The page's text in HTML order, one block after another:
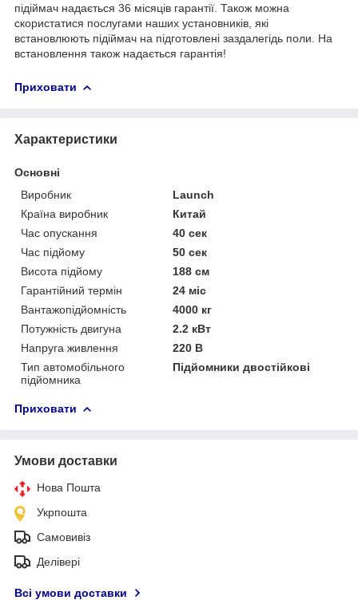
підіймач надається 36 місяців гарантії. Також можна
скористатися послугами наших установників, які
встановлюють підіймач на підготовлені заздалегідь поли. На
встановлення також надається гарантія!
Приховати
Характеристики
Основні
Виробник
Launch
Країна виробник
Китай
Час опускання
40 сек
Час підйому
50 сек
Висота підйому
188 см
Гарантійний термін
24 міс
Вантажопідйомність
4000 кг
Потужність двигуна
2.2 кВт
Напруга живлення
220 В
Тип автомобільного
підйомника
Підйомники двостійкові
Приховати
Умови доставки
Нова Пошта
Укрпошта
Самовивіз
Делівері
Всі умови доставки